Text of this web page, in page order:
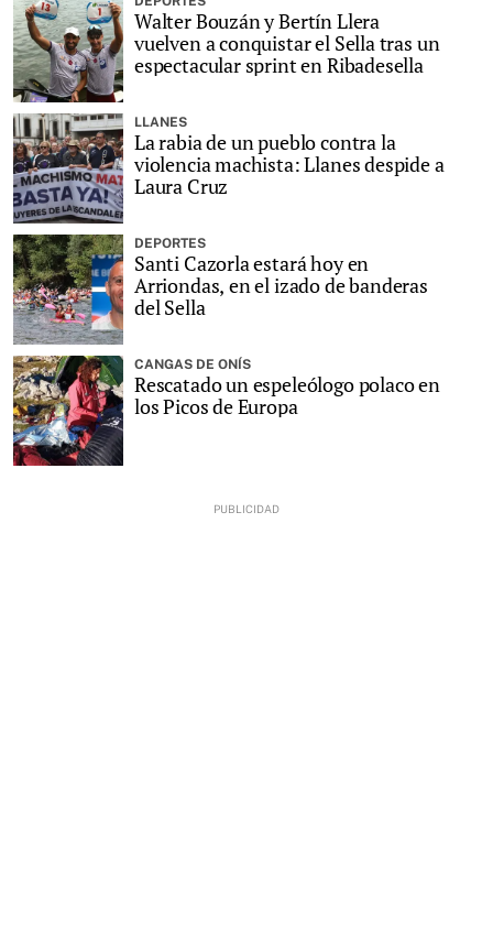
Walter Bouzán y Bertín Llera
vuelven a conquistar el Sella tras un
espectacular sprint en Ribadesella
LLANES
La rabia de un pueblo contra la
violencia machista: Llanes despide a
Laura Cruz
DEPORTES
Santi Cazorla estará hoy en
Arriondas, en el izado de banderas
del Sella
CANGAS DE ONÍS
Rescatado un espeleólogo polaco en
los Picos de Europa